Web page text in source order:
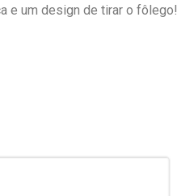
e um design de tirar o fôlego!